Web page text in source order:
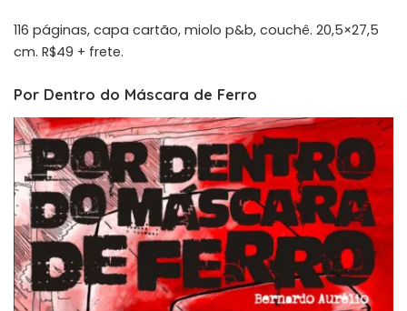
116 páginas, capa cartão, miolo p&b, couchê. 20,5×27,5
cm. R$49 + frete.
Por Dentro do Máscara de Ferro